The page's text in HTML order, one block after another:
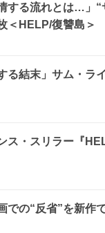
する流れとは…」
＜HELP/復讐島＞
る結末」サム・ラ
ス・スリラー『
での“反省”を新作